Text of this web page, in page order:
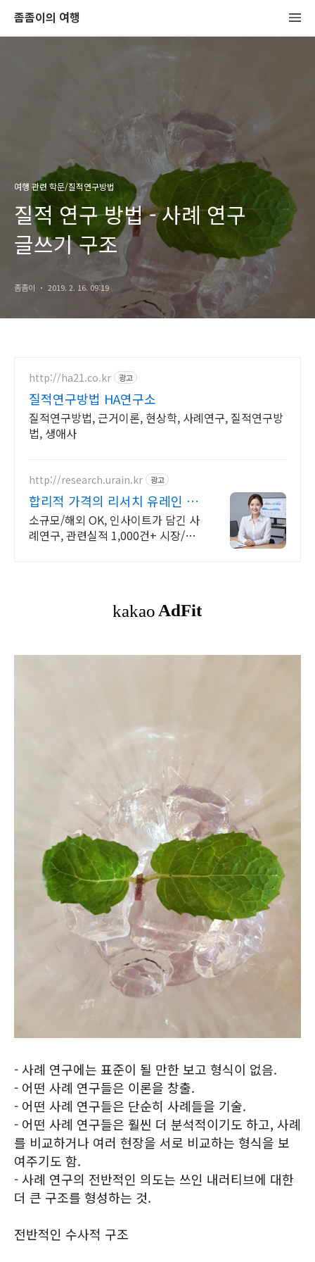
좀좀이의 여행
여행 관련 학문/질적연구방법
질적 연구 방법 - 사례 연구
글쓰기 구조
좀좀이 2019. 2. 16. 09:19
http://ha21.co.kr 광고
질적연구방법 HA연구소
질적연구방법, 근거이론, 현상학, 사례연구, 질적연구방
법, 생애사
http://research.urain.kr 광고
합리적 가격의 리서치 유레인 복
잡한 자료, 보고서로 정리
소규모/해외 OK, 인사이트가 담긴 사
례연구, 관련실적 1,000건+ 시장/산
- 사례 연구에는 표준이 될 만한 보고 형식이 없음.
- 어떤 사례 연구들은 이론을 창출.
- 어떤 사례 연구들은 단순히 사례들을 기술.
- 어떤 사례 연구들은 훨씬 더 분석적이기도 하고, 사례
를 비교하거나 여러 현장을 서로 비교하는 형식을 보
여주기도 함.
- 사례 연구의 전반적인 의도는 쓰인 내러티브에 대한
더 큰 구조를 형성하는 것.
전반적인 수사적 구조